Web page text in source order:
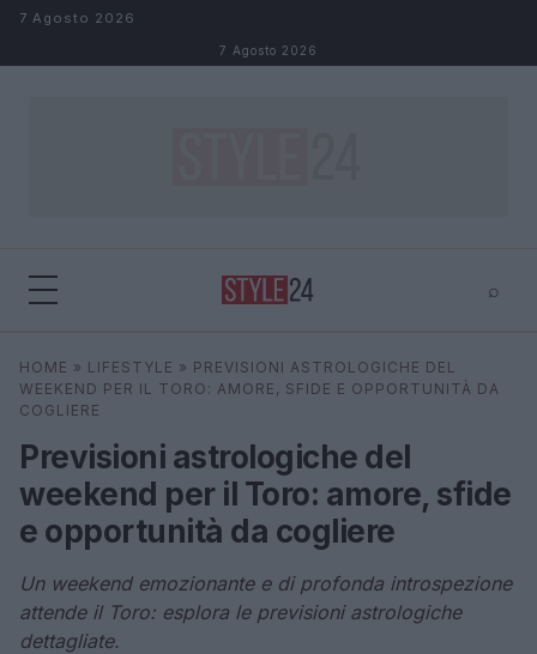
Salta al contenuto
7 Agosto 2026
7 Agosto 2026
⌕
Cerca ⌕
HOME » LIFESTYLE » PREVISIONI ASTROLOGICHE DEL
WEEKEND PER IL TORO: AMORE, SFIDE E OPPORTUNITÀ DA
COGLIERE
Previsioni astrologiche del
weekend per il Toro: amore, sfide
e opportunità da cogliere
Un weekend emozionante e di profonda introspezione
attende il Toro: esplora le previsioni astrologiche
dettagliate.